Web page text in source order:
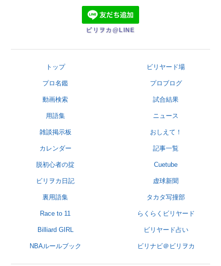
ビリヲカ@LINE
トップ ビリヤード場
プロ名鑑 プロブログ
動画検索 試合結果
用語集 ニュース
雑談掲示板 おしえて！
カレンダー 記事一覧
脱初心者の掟 Cuetube
ビリヲカ日記 虚球新聞
裏用語集 タカタ写撞部
Race to 11 らくらくビリヤード
Billiard GIRL ビリヤード占い
NBAルールブック ビリナビ＠ビリヲカ